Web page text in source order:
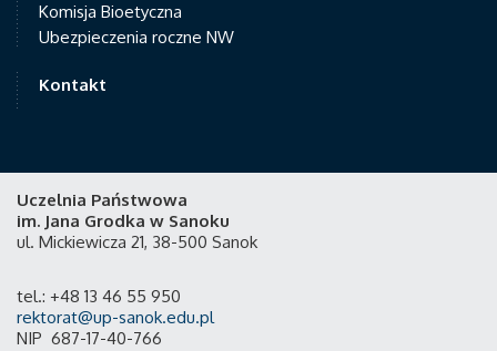
Komisja Bioetyczna
Ubezpieczenia roczne NW
Kontakt
Uczelnia Państwowa
im. Jana Grodka w Sanoku
ul. Mickiewicza 21, 38-500 Sanok
tel.: +48 13 46 55 950
rektorat@up-sanok.edu.pl
NIP 687-17-40-766